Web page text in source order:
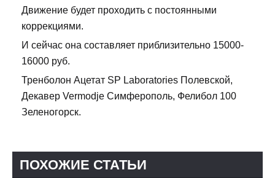
Движение будет проходить с постоянными
коррекциями.
И сейчас она составляет приблизительно 15000-
16000 руб.
Тренболон Ацетат SP Laboratories Полевской,
Декавер Vermodje Симферополь, Фелибол 100
Зеленогорск.
ПОХОЖИЕ СТАТЬИ